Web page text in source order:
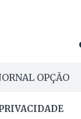
OPÇÃO